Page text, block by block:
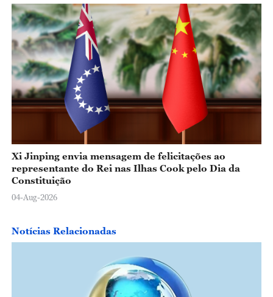
Xi Jinping envia mensagem de felicitações ao
representante do Rei nas Ilhas Cook pelo Dia da
Constituição
04-Aug-2026
Notícias Relacionadas